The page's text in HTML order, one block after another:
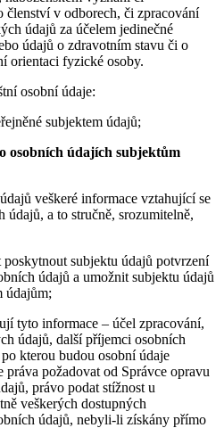
členství v odborech, či zpracování
údajů za účelem jedinečné
údajů o zdravotním stavu či o
orientaci fyzické osoby.
osobní údaje:
subjektem údajů;
osobních údajích subjektům
veškeré informace vztahující se
údajů, a to stručně, srozumitelně,
poskytnout subjektu údajů potvrzení
údajů a umožnit subjektu údajů
údajům;
tyto informace – účel zpracování,
údajů, další příjemci osobních
kterou budou osobní údaje
práva požadovat od Správce opravu
právo podat stížnost u
veškerých dostupných
údajů, nebyli-li získány přímo